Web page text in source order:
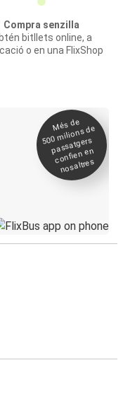
Compra senzilla
bitllets online, a
o en una FlixShop
Més de
500
milions de
passatgers
confien en
nosaltres